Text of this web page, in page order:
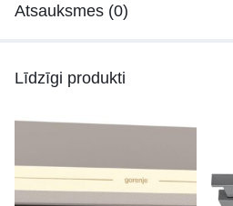
Atsauksmes (0)
Līdzīgi produkti